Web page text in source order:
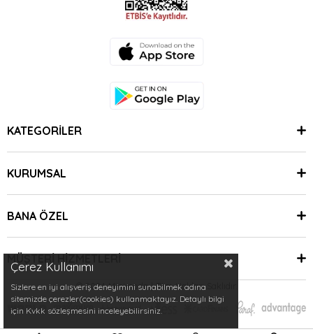
KATEGORİLER
KURUMSAL
BANA ÖZEL
MÜŞTERİ HİZMETLERİ
© 2024 Minimoda | Tüm Hakları Saklıdır.
Çerez Kullanımı
Sizlere en iyi alışveriş deneyimini sunabilmek adına
sitemizde çerezler(cookies) kullanmaktayız. Detaylı bilgi
için Kvkk sözleşmesini inceleyebilirsiniz.